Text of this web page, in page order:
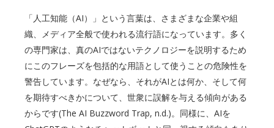
「人工知能（AI）」という言葉は、さまざまな企業や組
織、メディア全般で使われる流行語になっています。多く
の専門家は、真のAIではないテクノロジーを説明するため
にこのフレーズを包括的な用語として使うことの危険性を
警告しています。なぜなら、それがAIとは何か、そして何
を期待すべきかについて、世衆に誤解を与える傾向がある
からです(The AI Buzzword Trap, n.d.)。同様に、AIを